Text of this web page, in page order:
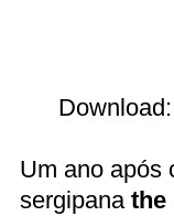
Download:
Um ano após
sergipanathe